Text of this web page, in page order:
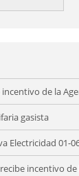
incentivo de la
gasista
Electricidad 01-
incentivo